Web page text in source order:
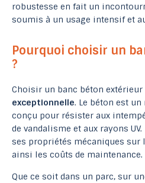
robustesse en fait un
soumis à un usage intensif et
Pourquoi choisir un
?
Choisir un banc béton extérieur
exceptionnelle. Le béton est
conçu pour résister aux
de vandalisme et aux rayons
ses propriétés mécaniques sur
ainsi les coûts de maintenance.
Que ce soit dans un parc, sur